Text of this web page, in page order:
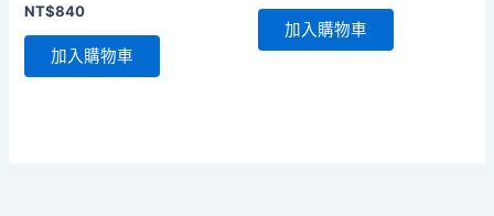
NT$840
加入購物車
加入購物車